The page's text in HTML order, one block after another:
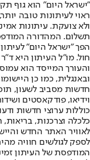
"ישראל היום" הוא גוף
ראוי לעיתונות טובה
ולא צועקת. עיתונות
הפך "ישראל היום"
חול. מו"ל העיתון היא
והעורך המייסד הוא
חדשות מסביב לשעון,
וידיאו, פודקאסטים
כוללות ערוצי חדשות
לאוויר האתר החדש
לספק לגולשים חוויה
המודפסת של העיתון